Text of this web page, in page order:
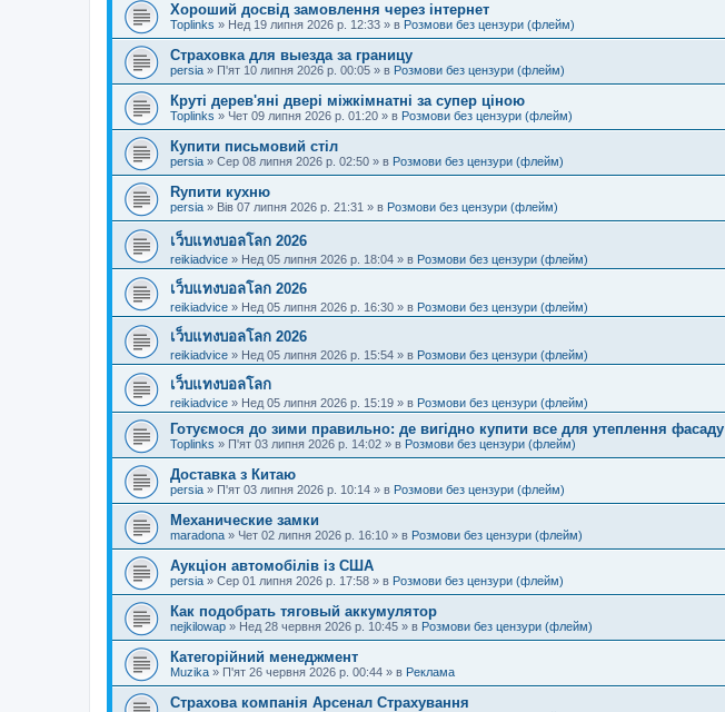
Хороший досвід замовлення через інтернет
Toplinks » Нед 19 липня 2026 р. 12:33 » в Розмови без цензури (флейм)
Страховка для выезда за границу
persia » П'ят 10 липня 2026 р. 00:05 » в Розмови без цензури (флейм)
Круті дерев'яні двері міжкімнатні за супер ціною
Toplinks » Чет 09 липня 2026 р. 01:20 » в Розмови без цензури (флейм)
Купити письмовий стіл
persia » Сер 08 липня 2026 р. 02:50 » в Розмови без цензури (флейм)
Rупити кухню
persia » Вів 07 липня 2026 р. 21:31 » в Розмови без цензури (флейм)
เว็บแทงบอลโลก 2026
reikiadvice » Нед 05 липня 2026 р. 18:04 » в Розмови без цензури (флейм)
เว็บแทงบอลโลก 2026
reikiadvice » Нед 05 липня 2026 р. 16:30 » в Розмови без цензури (флейм)
เว็บแทงบอลโลก 2026
reikiadvice » Нед 05 липня 2026 р. 15:54 » в Розмови без цензури (флейм)
เว็บแทงบอลโลก
reikiadvice » Нед 05 липня 2026 р. 15:19 » в Розмови без цензури (флейм)
Готуємося до зими правильно: де вигідно купити все для утеплення фасаду
Toplinks » П'ят 03 липня 2026 р. 14:02 » в Розмови без цензури (флейм)
Доставка з Китаю
persia » П'ят 03 липня 2026 р. 10:14 » в Розмови без цензури (флейм)
Механические замки
maradona » Чет 02 липня 2026 р. 16:10 » в Розмови без цензури (флейм)
Аукціон автомобілів із США
persia » Сер 01 липня 2026 р. 17:58 » в Розмови без цензури (флейм)
Как подобрать тяговый аккумулятор
nejkilowap » Нед 28 червня 2026 р. 10:45 » в Розмови без цензури (флейм)
Категорійний менеджмент
Muzika » П'ят 26 червня 2026 р. 00:44 » в Реклама
Страхова компанія Арсенал Страхування